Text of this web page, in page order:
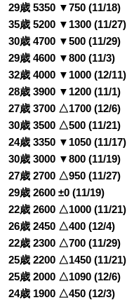
歳 5350 ▼750 (11/18)
5200 ▼1300 (11/27)
歳 4700 ▼500 (11/29)
歳 4600 ▼800 (11/3)
4000 ▼1000 (12/11)
歳 3900 ▼1200 (11/1)
歳 3700 △1700 (12/6)
歳 3500 △500 (11/21)
歳 3350 ▼1050 (11/17)
歳 3000 ▼800 (11/19)
歳 2700 △950 (11/27)
歳 2600 ±0 (11/19)
歳 2600 △1000 (11/21)
歳 2450 △400 (12/4)
2300 △700 (11/29)
歳 2200 △1450 (11/21)
歳 2000 △1090 (12/6)
1900 △450 (12/3)